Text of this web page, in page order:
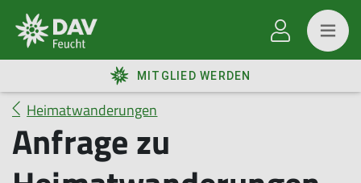
MITGLIED WERDEN
Heimatwanderungen
Anfrage zu